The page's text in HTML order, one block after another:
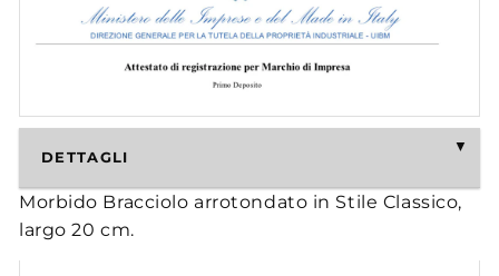
DETTAGLI
Morbido Bracciolo arrotondato in Stile Classico,
largo 20 cm.